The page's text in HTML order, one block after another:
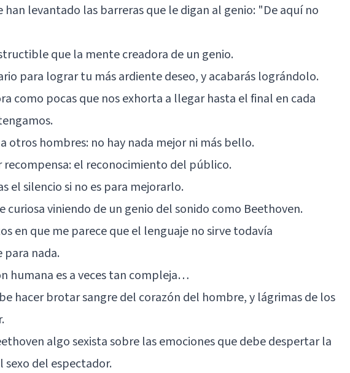
han levantado las barreras que le digan al genio: "De aquí no
que la mente creadora de un genio.
para lograr tu más ardiente deseo, y acabarás lográndolo.
como pocas que nos exhorta a llegar hasta el final en cada
otros hombres: no hay nada mejor ni más bello.
recompensa: el reconocimiento del público.
el silencio si no es para mejorarlo.
curiosa viniendo de un genio del sonido como Beethoven.
en que me parece que el lenguaje no sirve todavía
nada.
humana es a veces tan compleja…
hacer brotar sangre del corazón del hombre, y lágrimas de los
algo sexista sobre las emociones que debe despertar la
sexo del espectador.